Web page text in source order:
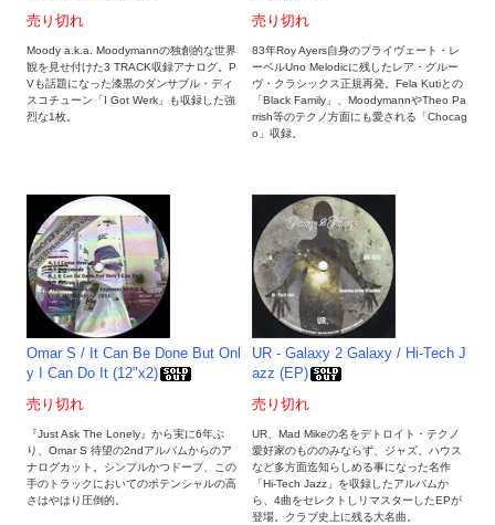
売り切れ
Moody a.k.a. Moodymannの独創的な世界
観を見せ付けた3 TRACK収録アナログ。P
Vも話題になった漆黒のダンサブル・ディ
スコチューン「I Got Werk」も収録した強
烈な1枚。
売り切れ
83年Roy Ayers自身のプライヴェート・レ
ーベルUno Melodicに残したレア・グルー
ヴ・クラシックス正規再発。Fela Kutiとの
「Black Family」、MoodymannやTheo Pa
rrish等のテクノ方面にも愛される「Chocag
o」収録。
Omar S / It Can Be Done But Onl
y I Can Do It (12"x2)
売り切れ
『Just Ask The Lonely』から実に6年ぶ
り、Omar S 待望の2ndアルバムからのア
ナログカット。シンプルかつドープ、この
手のトラックにおいてのポテンシャルの高
さはやはり圧倒的。
UR - Galaxy 2 Galaxy / Hi-Tech J
azz (EP)
売り切れ
UR、Mad Mikeの名をデトロイト・テクノ
愛好家のもののみならず、ジャズ、ハウス
など多方面迄知らしめる事になった名作
「Hi-Tech Jazz」を収録したアルバムか
ら、4曲をセレクトしリマスターしたEPが
登場。クラブ史上に残る大名曲。